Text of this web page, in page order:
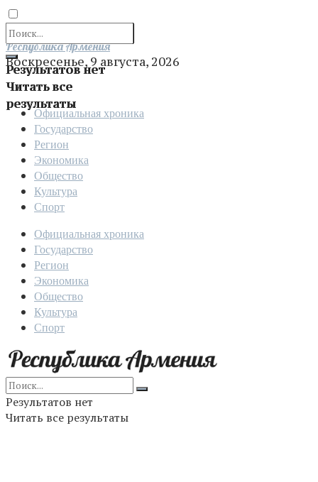
Результатов нет
Читать все
результаты
Отправить
Республика Армения
Воскресенье, 9 августа, 2026
Официальная хроника
Государство
Регион
Экономика
Общество
Культура
Спорт
Официальная хроника
Государство
Регион
Экономика
Общество
Культура
Спорт
Результатов нет
Читать все результаты